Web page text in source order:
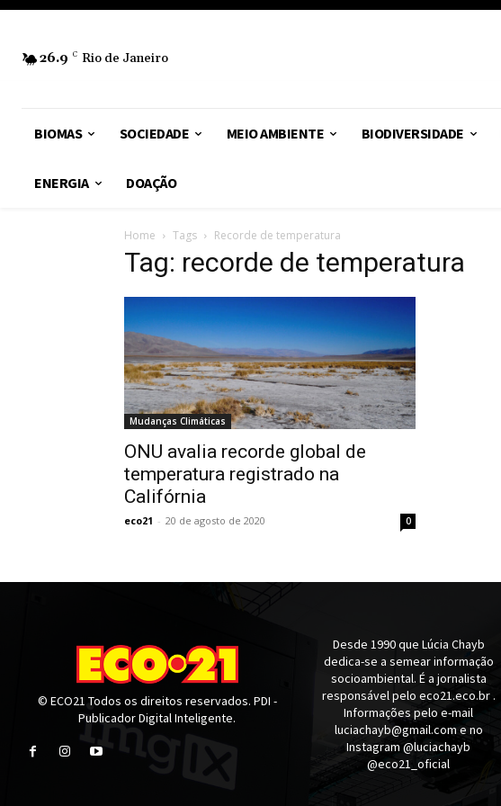
26.9 C Rio de Janeiro
BIOMAS SOCIEDADE MEIO AMBIENTE BIODIVERSIDADE
ENERGIA DOAÇÃO
Home Tags Recorde de temperatura
Tag: recorde de temperatura
Mudanças Climáticas
ONU avalia recorde global de
temperatura registrado na
Califórnia
eco21 - 20 de agosto de 2020 0
© ECO21 Todos os direitos reservados. PDI -
Publicador Digital Inteligente.
Desde 1990 que Lúcia Chayb
dedica-se a semear informação
socioambiental. É a jornalista
responsável pelo eco21.eco.br .
Informações pelo e-mail
luciachayb@gmail.com e no
Instagram @luciachayb
@eco21_oficial